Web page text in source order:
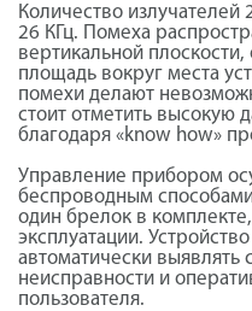
Количество излучателей
26 КГц. Помеха
вертикальной
площадь вокруг места
помехи делают
стоит отметить высокую
благодаря «know how»
Управление прибором
беспроводным
один брелок в
эксплуатации.
автоматически выявлять
неисправности и
пользователя.